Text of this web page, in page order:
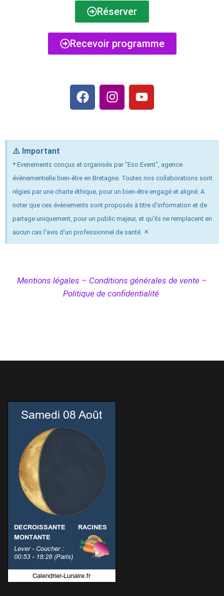
Réserver
Recevoir programme
⚠️ Important
* Evenements conçus et organisés par "Eso Event", agence
évènementielle bien-être en Bretagne. Toutes nos collaborations sont
régies par une charte éthique, pour un bien-être engagé et aligné. A
noter que ces évènements sont proposés à titre d'information et de
partage uniquement, pour un public majeur, et qu'ils ne remplacent en
aucun cas l'avis d'un professionnel de santé. ×
Mentions légales – Conditions générales de vente –
Politique de confidentialité